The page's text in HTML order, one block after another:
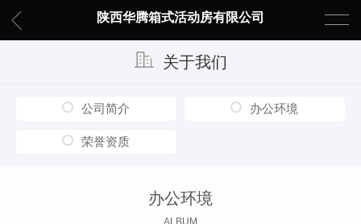
陕西华腾箱式活动房有限公司
关于我们
公司简介 办公环境
荣誉资质
办公环境
ALBUM